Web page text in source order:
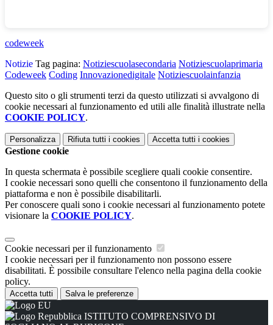
codeweek
Notizie Tag pagina: Notiziescuolasecondaria Notiziescuolaprimaria
Codeweek Coding Innovazionedigitale Notiziescuolainfanzia
Questo sito o gli strumenti terzi da questo utilizzati si avvalgono di
cookie necessari al funzionamento ed utili alle finalità illustrate nella
COOKIE POLICY.
Personalizza Rifiuta tutti i cookies Accetta tutti i cookies
Gestione cookie
In questa schermata è possibile scegliere quali cookie consentire.
I cookie necessari sono quelli che consentono il funzionamento della
piattaforma e non è possibile disabilitarli.
Per conoscere quali sono i cookie necessari al funzionamento potete
visionare la COOKIE POLICY.
Cookie necessari per il funzionamento
I cookie necessari per il funzionamento non possono essere
disabilitati. È possibile consultare l'elenco nella pagina della cookie
policy.
Accetta tutti Salva le preferenze
ISTITUTO COMPRENSIVO DI